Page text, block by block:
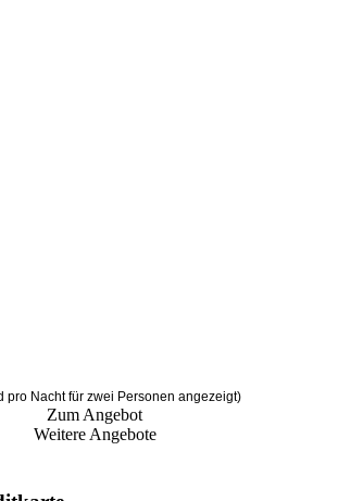
pro Nacht für zwei Personen angezeigt)
Zum Angebot
Weitere Angebote